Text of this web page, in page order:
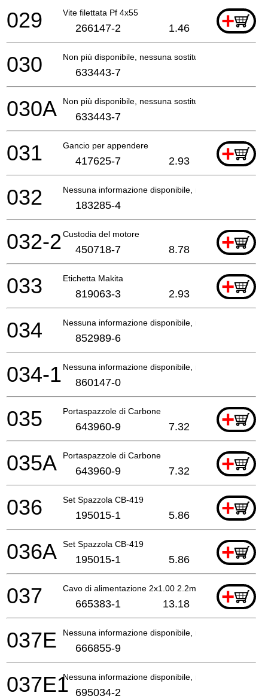
Vite filettata Pf 4x55 +
029 266147-2 1.46
Non più disponibile, nessuna sostituzione
030 633443-7
Non più disponibile, nessuna sostituzione
030A 633443-7
Gancio per appendere +
031 417625-7 2.93
Nessuna informazione disponibile, non ordinabile
032 183285-4
Custodia del motore +
032-2 450718-7 8.78
Etichetta Makita +
033 819063-3 2.93
Nessuna informazione disponibile, non ordinabile
034 852989-6
Nessuna informazione disponibile, non ordinabile
034-1 860147-0
Portaspazzole di Carbone +
035 643960-9 7.32
Portaspazzole di Carbone +
035A 643960-9 7.32
Set Spazzola CB-419 +
036 195015-1 5.86
Set Spazzola CB-419 +
036A 195015-1 5.86
Cavo di alimentazione 2x1.00 2.2mtr +
037 665383-1 13.18
Nessuna informazione disponibile, non ordinabile
037E 666855-9
Nessuna informazione disponibile, non ordinabile
037E1 695034-2